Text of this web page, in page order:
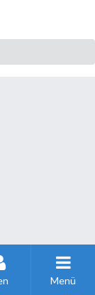
Menü